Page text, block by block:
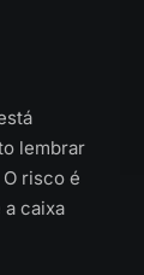
lembrar
risco é
caixa